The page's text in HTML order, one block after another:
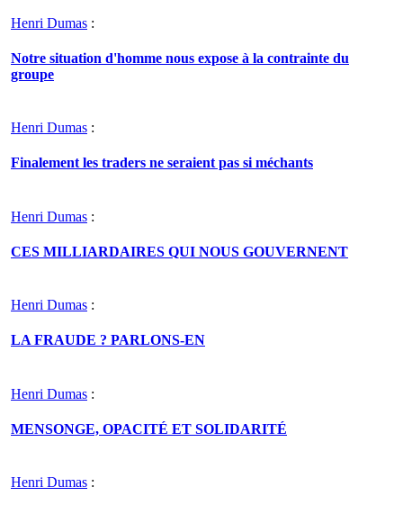
Henri Dumas :
Notre situation d'homme nous expose à la contrainte du
groupe
Henri Dumas :
Finalement les traders ne seraient pas si méchants
Henri Dumas :
CES MILLIARDAIRES QUI NOUS GOUVERNENT
Henri Dumas :
LA FRAUDE ? PARLONS-EN
Henri Dumas :
MENSONGE, OPACITÉ ET SOLIDARITÉ
Henri Dumas :